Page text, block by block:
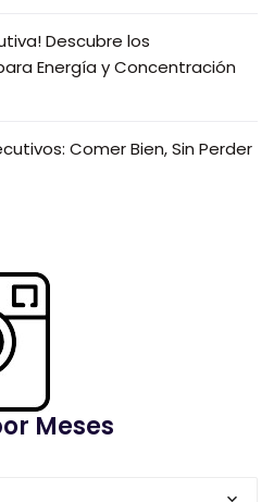
Descubre los
Energía y Concentración
Comer Bien, Sin Perder
Meses